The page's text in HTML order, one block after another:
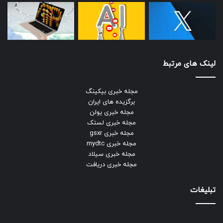
علاوه‌بر اندروید ۱۱ خالص نوکیا G20 که باعث تجربه‌ی کاربری روان
گوشی می‌شود، رم ۴ گیگابایتی و باتری ۵۰۰۰ میلی‌آمپرساعت نیز
از نکات مثبت جی ۲۰ هستند؛ همچنین این گوشی در دو ظرفیت
می‌توان با قیمت حدود ۴
بسیار کمتری دارد و وضوح نمایشگر آن نیز HD است.
لیست قیمت روز نوکیا جی 20
بهترین گوشی تا ۵ میلیون تومان
گلکسی M32 سامسونگ
لینک های مرتبط
مجله خبری بیکینگ
برگزیده های ایران
مجله خبری یولن
مجله خبری لستک
مجله خبری gsxr
مجله خبری mydtc
مجله خبری سیلاد
مجله خبری دریافت
تبلیغات